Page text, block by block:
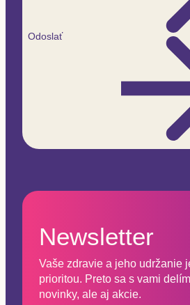
Odoslať
Newsletter
Vaše zdravie a jeho udržanie
prioritou. Preto sa s vami
novinky, ale aj akcie.